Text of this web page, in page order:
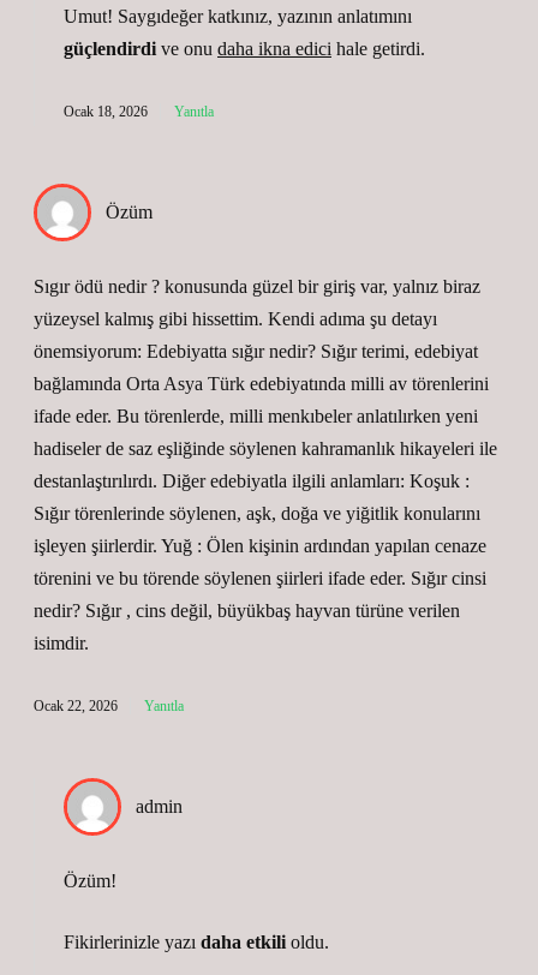
Umut! Saygıdeğer katkınız, yazının anlatımını
güçlendirdi ve onu daha ikna edici hale getirdi.
Ocak 18, 2026 Yanıtla
Özüm
Sıgır ödü nedir ? konusunda güzel bir giriş var, yalnız biraz
yüzeysel kalmış gibi hissettim. Kendi adıma şu detayı
önemsiyorum: Edebiyatta sığır nedir? Sığır terimi, edebiyat
bağlamında Orta Asya Türk edebiyatında milli av törenlerini
ifade eder. Bu törenlerde, milli menkıbeler anlatılırken yeni
hadiseler de saz eşliğinde söylenen kahramanlık hikayeleri ile
destanlaştırılırdı. Diğer edebiyatla ilgili anlamları: Koşuk :
Sığır törenlerinde söylenen, aşk, doğa ve yiğitlik konularını
işleyen şiirlerdir. Yuğ : Ölen kişinin ardından yapılan cenaze
törenini ve bu törende söylenen şiirleri ifade eder. Sığır cinsi
nedir? Sığır , cins değil, büyükbaş hayvan türüne verilen
isimdir.
Ocak 22, 2026 Yanıtla
admin
Özüm!
Fikirlerinizle yazı daha etkili oldu.